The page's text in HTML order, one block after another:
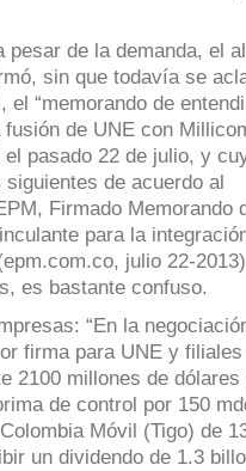
pesar de la demanda, el
sin que todavía se
el “memorando de
fusión de UNE con
pasado 22 de julio, y
de acuerdo al
Firmado Memorando
para la
julio 22-
es bastante confuso.
“En la
firma para UNE y filiales
2100 millones de dólares
de control por 150
Móvil (Tigo) de
un dividendo de 1.3